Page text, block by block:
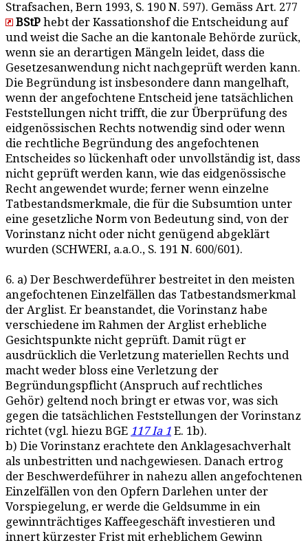
Strafsachen, Bern 1993, S. 190 N. 597). Gemäss Art. 277
BStP hebt der Kassationshof die Entscheidung auf
und weist die Sache an die kantonale Behörde zurück,
wenn sie an derartigen Mängeln leidet, dass die
Gesetzesanwendung nicht nachgeprüft werden kann.
Die Begründung ist insbesondere dann mangelhaft,
wenn der angefochtene Entscheid jene tatsächlichen
Feststellungen nicht trifft, die zur Überprüfung des
eidgenössischen Rechts notwendig sind oder wenn
die rechtliche Begründung des angefochtenen
Entscheides so lückenhaft oder unvollständig ist, dass
nicht geprüft werden kann, wie das eidgenössische
Recht angewendet wurde; ferner wenn einzelne
Tatbestandsmerkmale, die für die Subsumtion unter
eine gesetzliche Norm von Bedeutung sind, von der
Vorinstanz nicht oder nicht genügend abgeklärt
wurden (SCHWERI, a.a.O., S. 191 N. 600/601).
6. a) Der Beschwerdeführer bestreitet in den meisten
angefochtenen Einzelfällen das Tatbestandsmerkmal
der Arglist. Er beanstandet, die Vorinstanz habe
verschiedene im Rahmen der Arglist erhebliche
Gesichtspunkte nicht geprüft. Damit rügt er
ausdrücklich die Verletzung materiellen Rechts und
macht weder bloss eine Verletzung der
Begründungspflicht (Anspruch auf rechtliches
Gehör) geltend noch bringt er etwas vor, was sich
gegen die tatsächlichen Feststellungen der Vorinstanz
richtet (vgl. hiezu BGE 117 Ia 1 E. 1b).
b) Die Vorinstanz erachtete den Anklagesachverhalt
als unbestritten und nachgewiesen. Danach ertrog
der Beschwerdeführer in nahezu allen angefochtenen
Einzelfällen von den Opfern Darlehen unter der
Vorspiegelung, er werde die Geldsumme in ein
gewinnträchtiges Kaffeegeschäft investieren und
innert kürzester Frist mit erheblichem Gewinn